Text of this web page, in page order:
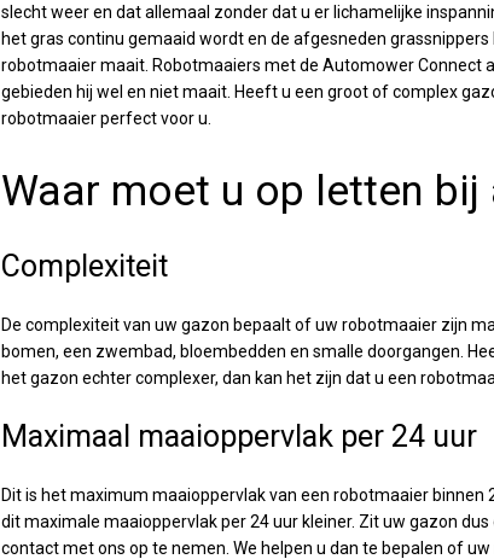
slecht weer en dat allemaal zonder dat u er lichamelijke
het gras continu gemaaid wordt en de afgesneden
robotmaaier maait. Robotmaaiers met de Automower Connect
gebieden hij wel en niet maait. Heeft u een groot of complex
robotmaaier perfect voor u.
Waar moet u op letten
Complexiteit
De complexiteit van uw gazon bepaalt of uw robotmaaier zijn
bomen, een zwembad, bloembedden en smalle doorgangen.
het gazon echter complexer, dan kan het zijn dat u een
Maximaal maaioppervlak per 24 uur
Dit is het maximum maaioppervlak van een robotmaaier
dit maximale maaioppervlak per 24 uur kleiner. Zit uw gazon
contact met ons op te nemen. We helpen u dan te bepalen of